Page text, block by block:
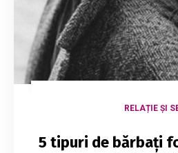
RELAȚIE ȘI
5 tipuri de bărbați